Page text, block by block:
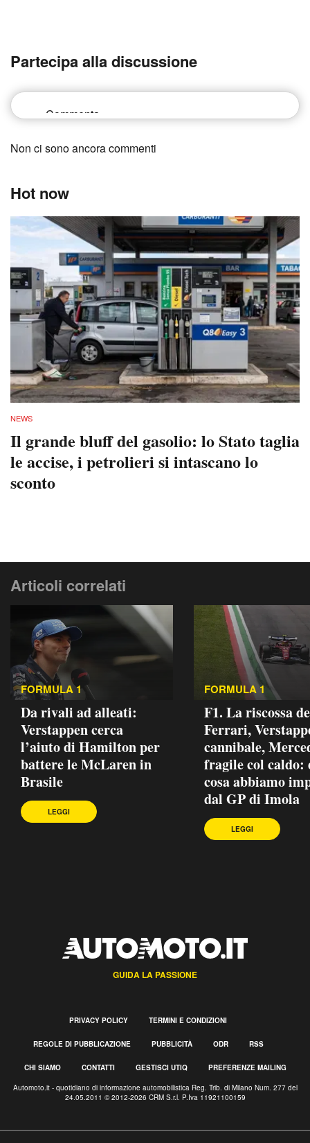
Partecipa alla discussione
Non ci sono ancora commenti
Hot now
NEWS
Il grande bluff del gasolio: lo Stato taglia
le accise, i petrolieri si intascano lo
sconto
Articoli correlati
FORMULA 1
Da rivali ad alleati:
Verstappen cerca
l’aiuto di Hamilton per
battere le McLaren in
Brasile
LEGGI
FORMULA 1
F1. La riscossa
Ferrari,
cannibale,
fragile col caldo:
cosa abbiamo
dal GP di Imola
LEGGI
GUIDA LA PASSIONE
PRIVACY POLICY TERMINI E CONDIZIONI
REGOLE DI PUBBLICAZIONE PUBBLICITÀ ODR RSS
CHI SIAMO CONTATTI GESTISCI UTIQ PREFERENZE MAILING
Automoto.it - quotidiano di informazione automobilistica Reg. Trib. di Milano Num. 277 del
24.05.2011 © 2012-2026 CRM S.r.l. P.Iva 11921100159